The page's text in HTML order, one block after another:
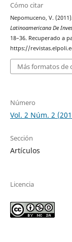
Cómo citar
Nepomuceno, V.
Latinoamericana De
18–36. Recuperado a
https://
Más formatos de
Número
Vol. 2 Núm. 2
Sección
Artículos
Licencia